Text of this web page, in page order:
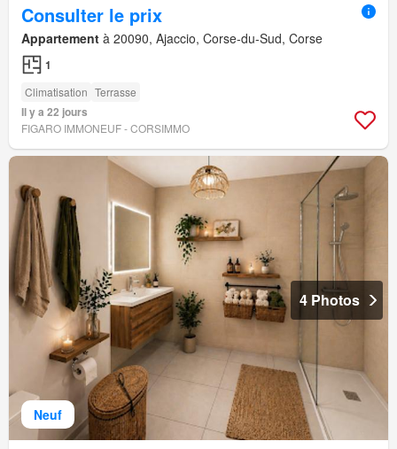
Consulter le prix
Appartement à 20090, Ajaccio, Corse-du-Sud, Corse
1
Climatisation Terrasse
Il y a 22 jours
FIGARO IMMONEUF - CORSIMMO
Neuf
4 Photos